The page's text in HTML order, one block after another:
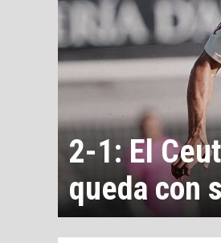
2-1: El
queda con